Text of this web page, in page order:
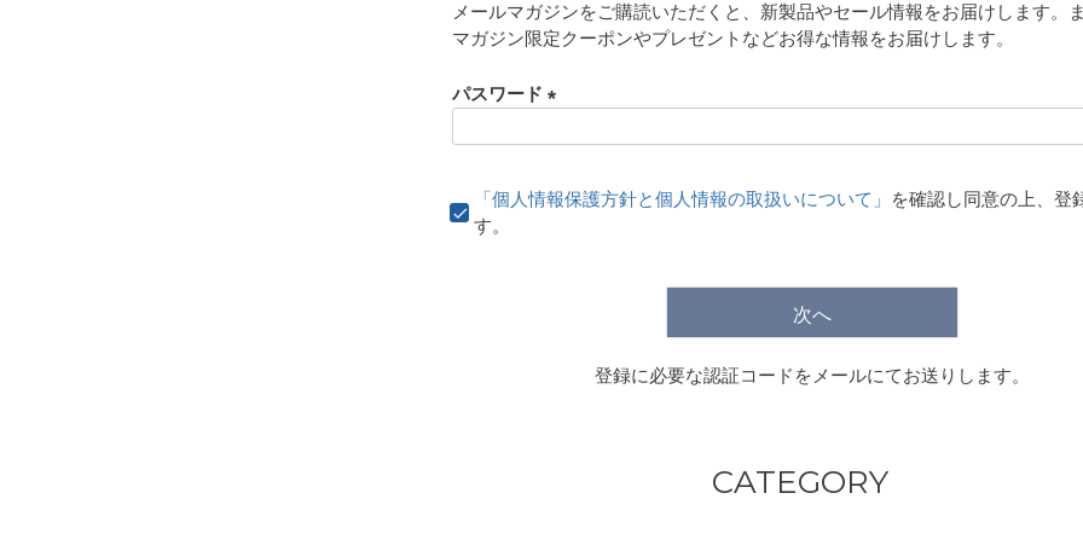
必
須
メールマガジンをご購読いただくと、新製品やセール情報をお届けします。
マガジン限定クーポンやプレゼントなどお得な情報をお届けします。
パスワード
)
「個人情報保護方針と個人情報の取扱いについて」
を確認し同意の上、登
す。
次へ
登録に必要な認証コードをメールにてお送りします。
CATEGORY